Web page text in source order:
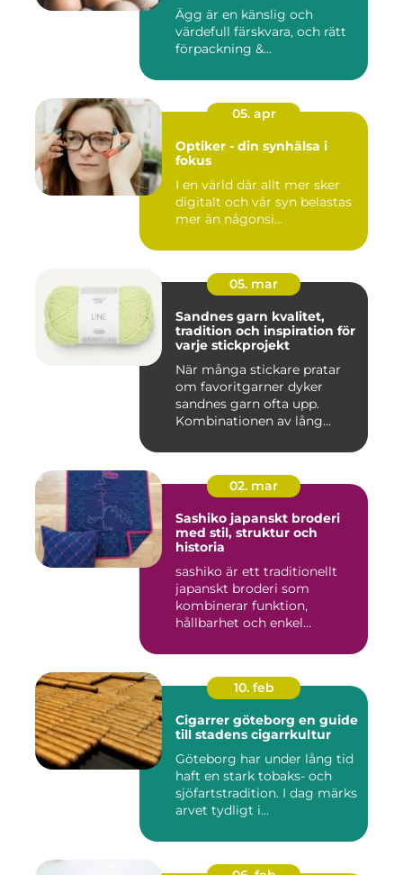
Ägg är en känslig och
värdefull färskvara, och rätt
förpackning &...
05. apr
Optiker - din synhälsa i
fokus
I en värld där allt mer sker
digitalt och vår syn belastas
mer än någonsi...
05. mar
Sandnes garn kvalitet,
tradition och inspiration för
varje stickprojekt
När många stickare pratar
om favoritgarner dyker
sandnes garn ofta upp.
Kombinationen av lång
02. mar
Sashiko japanskt broderi
med stil, struktur och
historia
sashiko är ett traditionellt
japanskt broderi som
kombinerar funktion,
hållbarhet och enkel
10. feb
Cigarrer göteborg en guide
till stadens cigarrkultur
Göteborg har under lång tid
haft en stark tobaks- och
sjöfartstradition. I dag märks
arvet tydligt i...